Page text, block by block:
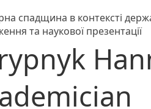
спадщина в контексті
та наукової презентації